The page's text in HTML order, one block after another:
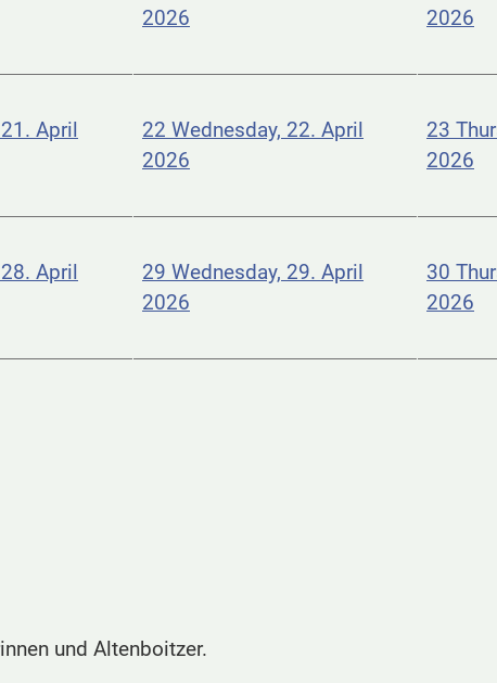
2026
2026
April
22 Wednesday, 22. April
2026
23
2026
April
29 Wednesday, 29. April
2026
30
2026
und Altenboitzer.